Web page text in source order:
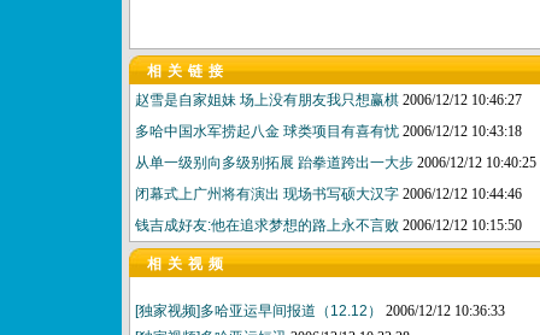
相关链接
赵雪是自家姐妹 场上没有朋友我只想赢棋 2006/12/12 10:46:27
多哈中国水军捞起八金 球类项目有喜有忧 2006/12/12 10:43:18
从单一级别向多级别拓展 跆拳道跨出一大步 2006/12/12 10:40:25
闭幕式上广州将有演出 现场书写硕大汉字 2006/12/12 10:44:46
钱吉成好友:他在追求梦想的路上永不言败 2006/12/12 10:15:50
相关视频
[独家视频]多哈亚运早间报道（12.12） 2006/12/12 10:36:33